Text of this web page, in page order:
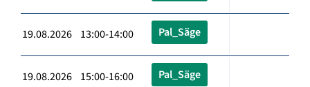
19.08.2026 13:00-14:00 Pal_Säge
19.08.2026 15:00-16:00 Pal_Säge